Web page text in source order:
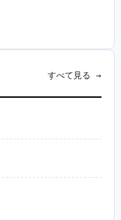
すべて見る →